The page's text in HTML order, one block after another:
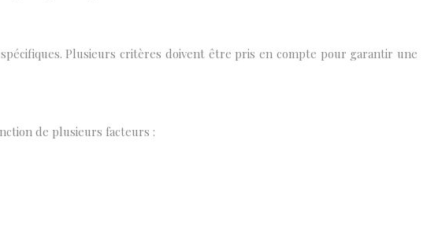
Plusieurs critères doivent être pris en compte pour garantir une
de plusieurs facteurs :